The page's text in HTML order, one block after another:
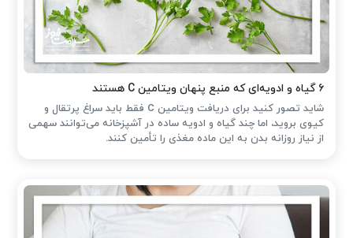
۶ گیاه و ادویه‌ای که منبع پنهان ویتامین C هستند
شاید تصور کنید برای دریافت ویتامین C فقط باید سراغ پرتقال و
کیوی بروید، اما چند گیاه و ادویه ساده در آشپزخانه می‌توانند سهمی
از نیاز روزانه بدن به این ماده مغذی را تأمین کنند.